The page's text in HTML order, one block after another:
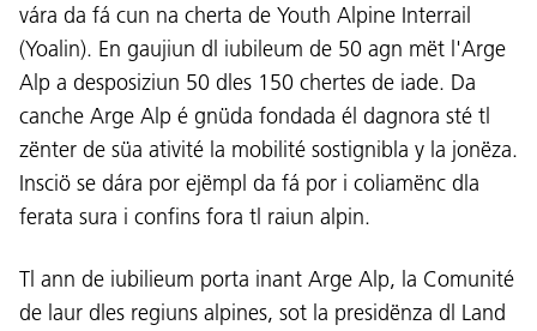
vára da fá cun na cherta de Youth Alpine Interrail
(Yoalin). En gaujiun dl iubileum de 50 agn mët l'Arge
Alp a desposiziun 50 dles 150 chertes de iade. Da
canche Arge Alp é gnüda fondada él dagnora sté tl
zënter de süa ativité la mobilité sostignibla y la jonëza.
Insciö se dára por ejëmpl da fá por i coliamënc dla
ferata sura i confins fora tl raiun alpin.
Tl ann de iubilieum porta inant Arge Alp, la Comunité
de laur dles regiuns alpines, sot la presidënza dl Land